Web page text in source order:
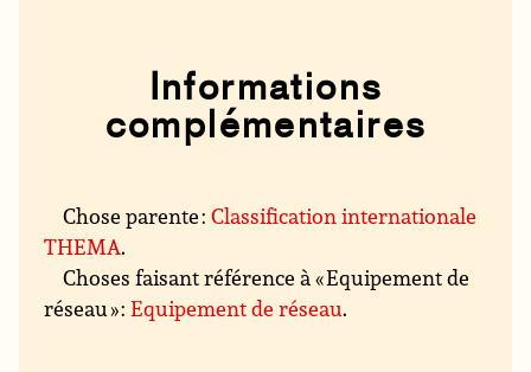
Informations
complémentaires
Chose parente :Classification internationale
THEMA.
Choses faisant référence à « Equipement de
réseau » :Equipement de réseau.